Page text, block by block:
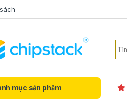
mục sản phẩm